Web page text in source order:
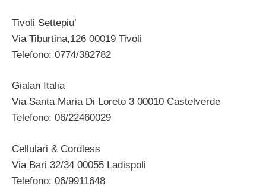
Tivoli Settepiu’
Via Tiburtina,126 00019 Tivoli
Telefono: 0774/382782
Gialan Italia
Via Santa Maria Di Loreto 3 00010 Castelverde
Telefono: 06/22460029
Cellulari & Cordless
Via Bari 32/34 00055 Ladispoli
Telefono: 06/9911648